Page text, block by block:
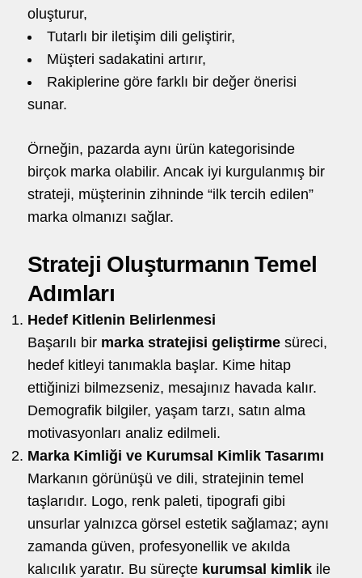
oluşturur,
Tutarlı bir iletişim dili geliştirir,
Müşteri sadakatini artırır,
Rakiplerine göre farklı bir değer önerisi
sunar.
Örneğin, pazarda aynı ürün kategorisinde
birçok marka olabilir. Ancak iyi kurgulanmış bir
strateji, müşterinin zihninde “ilk tercih edilen”
marka olmanızı sağlar.
Strateji Oluşturmanın Temel
Adımları
Hedef Kitlenin Belirlenmesi
Başarılı bir marka stratejisi geliştirme süreci,
hedef kitleyi tanımakla başlar. Kime hitap
ettiğinizi bilmezseniz, mesajınız havada kalır.
Demografik bilgiler, yaşam tarzı, satın alma
motivasyonları analiz edilmeli.
Marka Kimliği ve Kurumsal Kimlik Tasarımı
Markanın görünüşü ve dili, stratejinin temel
taşlarıdır. Logo, renk paleti, tipografi gibi
unsurlar yalnızca görsel estetik sağlamaz; aynı
zamanda güven, profesyonellik ve akılda
kalıcılık yaratır. Bu süreçte kurumsal kimlik ile